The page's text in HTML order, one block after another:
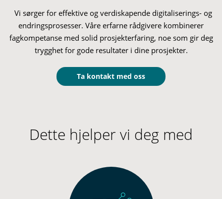
Vi sørger for effektive og verdiskapende digitaliserings- og
endringsprosesser. Våre erfarne rådgivere kombinerer
fagkompetanse med solid prosjekterfaring, noe som gir deg
trygghetfor gode resultater i dine prosjekter.
Ta kontakt med oss
Dette hjelper vi deg med